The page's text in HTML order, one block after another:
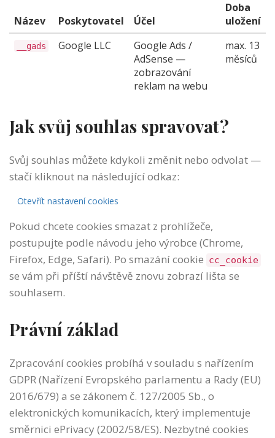
Název Poskytovatel Účel
Doba
uložení
__gads Google LLC
Google Ads /
AdSense —
zobrazování
reklam na webu
max. 13
měsíců
Jak svůj souhlas spravovat?
Svůj souhlas můžete kdykoli změnit nebo odvolat —
stačí kliknout na následující odkaz:
Otevřít nastavení cookies
Pokud chcete cookies smazat z prohlížeče,
postupujte podle návodu jeho výrobce (Chrome,
Firefox, Edge, Safari). Po smazání cookie cc_cookie
se vám při příští návštěvě znovu zobrazí lišta se
souhlasem.
Právní základ
Zpracování cookies probíhá v souladu s nařízením
GDPR (Nařízení Evropského parlamentu a Rady (EU)
2016/679) a se zákonem č. 127/2005 Sb., o
elektronických komunikacích, který implementuje
směrnici ePrivacy (2002/58/ES). Nezbytné cookies